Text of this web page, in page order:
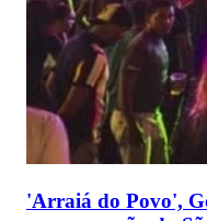
'Arraiá do Povo',